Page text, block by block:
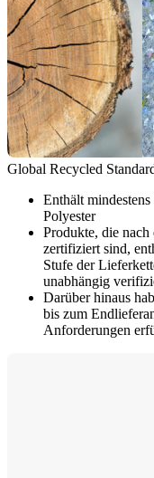
Global Recycled
Enthält
Polyester
Produkte, die
zertifiziert sind,
Stufe der
unabhängig
Darüber hinaus
bis zum
Anforderungen